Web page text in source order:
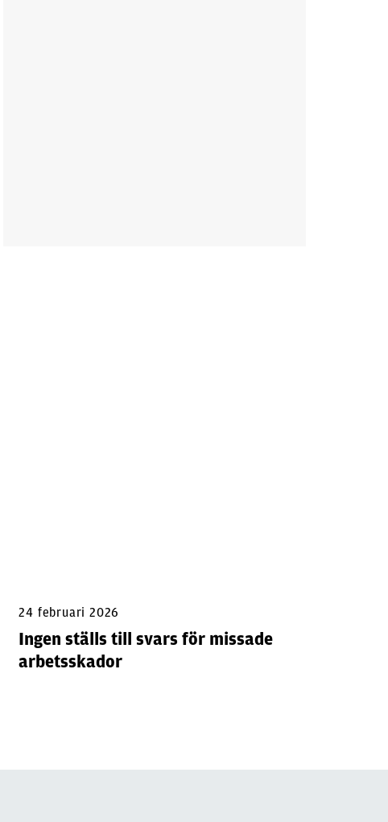
24 februari 2026
Ingen ställs till svars för missade
arbetsskador